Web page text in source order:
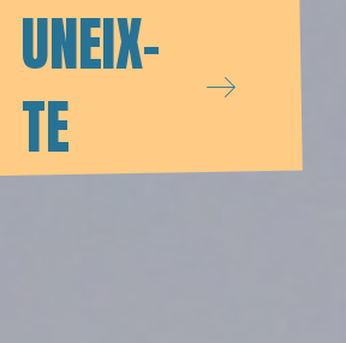
UNEIX-
TE